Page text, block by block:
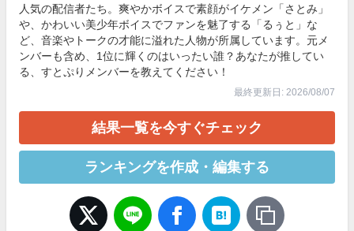
人気の配信者たち。爽やかボイスで素顔がイケメン「さとみ」
や、かわいい美少年ボイスでファンを魅了する「るぅと」な
ど、音楽やトークの才能に溢れた人物が所属しています。元メ
ンバーも含め、1位に輝くのはいったい誰？あなたが推してい
る、すとぷりメンバーを教えてください！
最終更新日: 2026/08/07
結果一覧を今すぐチェック
ランキングを作成・編集する